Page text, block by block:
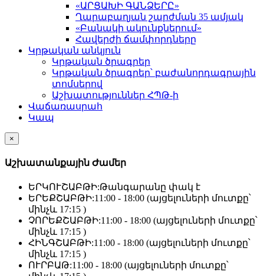
«ԱՐՑԱԽԻ ԳԱՆՁԵՐԸ»
Ղարաբաղյան շարժման 35 ամյակ
«Բանակի ակունքներում»
Հավերժի ճամփորդները
Կրթական անկյուն
Կրթական ծրագրեր
Կրթական ծրագրեր՝ բաժանորդագրային
տոմսերով
Աշխատություններ ՀՊԹ-ի
Վաճառասրահ
Կապ
×
Աշխատանքային Ժամեր
ԵՐԿՈՒՇԱԲԹԻ:Թանգարանը փակ է
ԵՐԵՔՇԱԲԹԻ:11:00 - 18:00 (այցելուների մուտքը՝
մինչև 17:15 )
ՉՈՐԵՔՇԱԲԹԻ:11:00 - 18:00 (այցելուների մուտքը՝
մինչև 17:15 )
ՀԻՆԳՇԱԲԹԻ:11:00 - 18:00 (այցելուների մուտքը՝
մինչև 17:15 )
ՈՒՐԲԱԹ:11:00 - 18:00 (այցելուների մուտքը՝